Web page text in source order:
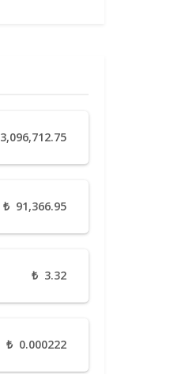
3,096,712.75
₺ 91,366.95
₺ 3.32
₺ 0.000222